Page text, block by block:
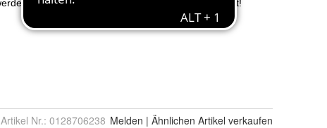
Artikel Nr.: 0128706238 Melden | Ähnlichen Artikel verkaufen